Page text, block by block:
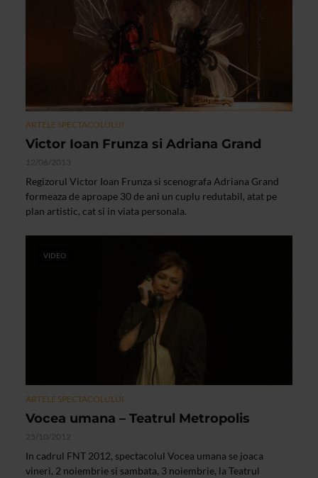
ARTELE SPECTACOLULUI
Victor Ioan Frunza si Adriana Grand
12/06/2013
Regizorul Victor Ioan Frunza si scenografa Adriana Grand
formeaza de aproape 30 de ani un cuplu redutabil, atat pe
plan artistic, cat si in viata personala.
VIDEO
ARTELE SPECTACOLULUI
Vocea umana – Teatrul Metropolis
25/10/2012
In cadrul FNT 2012, spectacolul Vocea umana se joaca
vineri, 2 noiembrie si sambata, 3 noiembrie, la Teatrul